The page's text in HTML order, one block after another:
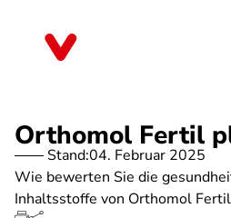
Orthomol Fertil
Stand:04. Februar 2025
Wie bewerten Sie die
Inhaltsstoffe von Orthomol